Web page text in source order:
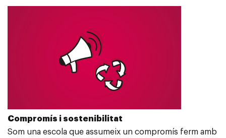
Compromís i sostenibilitat
Som una escola que assumeix un compromís ferm amb